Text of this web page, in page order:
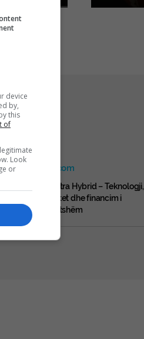
Foleja.com
Opel Astra Hybrid – Teknologji,
komoditet dhe financim i
përshtatshëm
device
by,
this
of
Look
or